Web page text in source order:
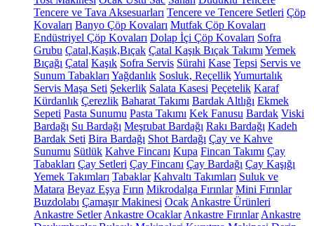
Tencere ve Tava Aksesuarları Tencere ve Tencere Setleri Çöp
Kovaları Banyo Çöp Kovaları Mutfak Çöp Kovaları
Endüstriyel Çöp Kovaları Dolap İçi Çöp Kovaları Sofra
Grubu Çatal,Kaşık,Bıçak Çatal Kaşık Bıçak Takımı Yemek
Bıçağı Çatal Kaşık Sofra Servis Sürahi Kase Tepsi Servis ve
Sunum Tabakları Yağdanlık Sosluk, ReçellikYumurtalık
Servis Maşa Seti Şekerlik Salata Kasesi Peçetelik Karaf
Kürdanlık Çerezlik Baharat Takımı Bardak Altlığı Ekmek
Sepeti Pasta Sunumu Pasta Takımı Kek Fanusu Bardak Viski
Bardağı Su Bardağı Meşrubat Bardağı Rakı Bardağı Kadeh
Bardak Seti Bira Bardağı Shot Bardağı Çay ve Kahve
Sunumu Sütlük Kahve Fincanı Kupa Fincan Takımı Çay
Tabakları Çay Setleri Çay Fincanı Çay Bardağı Çay Kaşığı
Yemek Takımları Tabaklar Kahvaltı Takımları Suluk ve
Matara Beyaz Eşya Fırın Mikrodalga Fırınlar Mini Fırınlar
Buzdolabı Çamaşır Makinesi Ocak Ankastre Ürünleri
Ankastre Setler Ankastre Ocaklar Ankastre Fırınlar Ankastre